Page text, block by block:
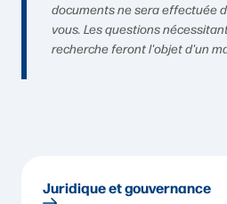
documents ne sera effectuée
vous. Les questions
recherche feront l'objet d'un
Juridique et gouvernance